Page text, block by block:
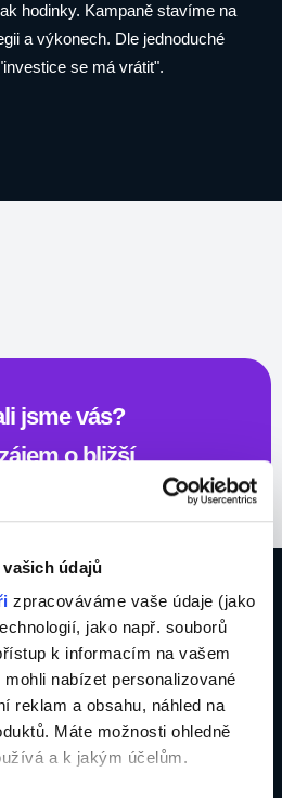
údajů
zpracováváme vaše údaje (jako
jako např. souborů
k informacím na vašem
nabízet personalizované
reklam a obsahu, náhled na
Máte možnosti ohledně
a k jakým účelům.
hodinky. Kampaně stavíme na
a výkonech. Dle jednoduché
se má vrátit".
jsme vás?
o bližší
Kontaktovat